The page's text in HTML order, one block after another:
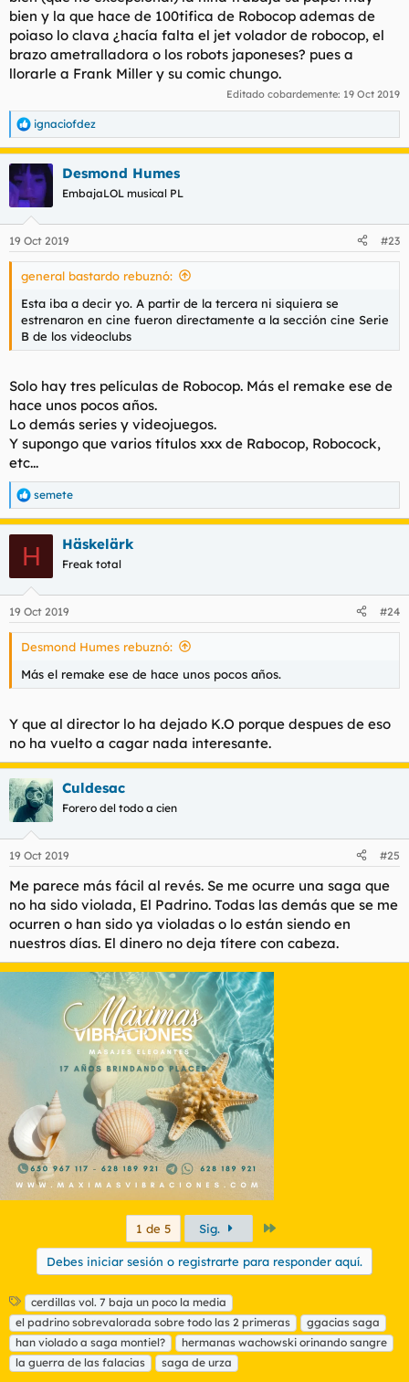
bien y la que hace de 100tifica de Robocop ademas de
poiaso lo clava ¿hacía falta el jet volador de robocop, el
brazo ametralladora o los robots japoneses? pues a
llorarle a Frank Miller y su comic chungo.
Editado cobardemente: 19 Oct 2019
R
e
a
c
c
e
s
ignaciofdez
Desmond Humes
EmbajaLOL musical PL
19 Oct 2019 #23
general bastardo rebuznó:
Esta iba a decir yo. A partir de la tercera ni siquiera se
estrenaron en cine fueron directamente a la sección cine Serie
B de los videoclubs
Solo hay tres películas de Robocop. Más el remake ese de
hace unos pocos años.
Lo demás series y videojuegos.
Y supongo que varios títulos xxx de Rabocop, Robocock,
etc...
R
e
a
e
s
semete
H Häskelärk
Freak total
19 Oct 2019 #24
Desmond Humes rebuznó:
Más el remake ese de hace unos pocos años.
Y que al director lo ha dejado K.O porque despues de eso
no ha vuelto a cagar nada interesante.
Culdesac
Forero del todo a cien
19 Oct 2019 #25
Me parece más fácil al revés. Se me ocurre una saga que
no ha sido violada, El Padrino. Todas las demás que se me
ocurren o han sido ya violadas o lo están siendo en
nuestros días. El dinero no deja títere con cabeza.
1 de 5 Sig.
Debes iniciar sesión o registrarte para responder aquí.
E
t
i
q
u
cerdillas vol. 7 baja un poco la media
el padrino sobrevalorada sobre todo las 2 primeras
ggacias saga
han violado a saga montiel?
hermanas wachowski orinando sangre
la guerra de las falacias
saga de urza